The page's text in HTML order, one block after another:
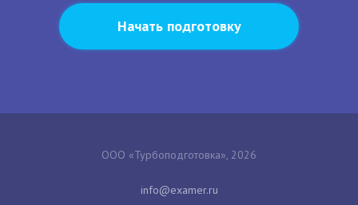
Начать подготовку
ООО «Турбоподготовка», 2026